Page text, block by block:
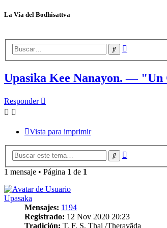
La Vía del Bodhisattva
Buscar
Upasika Kee Nanayon. — "Un
Responder
Vista para imprimir
Buscar
1 mensaje • Página 1 de 1
Upasaka
Mensajes: 1194
Registrado: 12 Nov 2020 20:23
Tradición: T. F. S. Thai /Theravāda